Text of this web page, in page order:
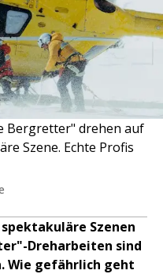
Bergretter" drehen auf
Szene. Echte Profis
Szenen
Dreharbeiten sind
Wie gefährlich geht